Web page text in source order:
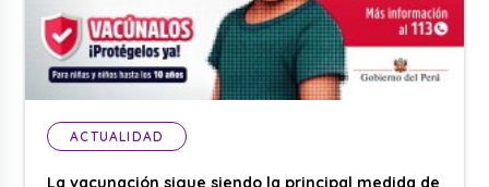
ACTUALIDAD
La vacunación sigue siendo la principal medida de